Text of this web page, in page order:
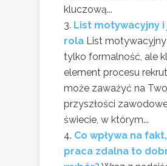
kluczową...
List motywacyjny i
rola List
tylko formalność, ale
element procesu
może zaważyć na
przyszłości
świecie, w którym...
Co wpływa na
praca zdalna to